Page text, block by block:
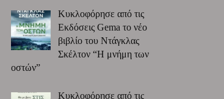
Κυκλοφόρησε από τις
Εκδόσεις Gema το νέο
βιβλίο του Ντάγκλας
Σκέλτον “Η μνήμη των
οστών”
Κυκλοφόρησε από τις